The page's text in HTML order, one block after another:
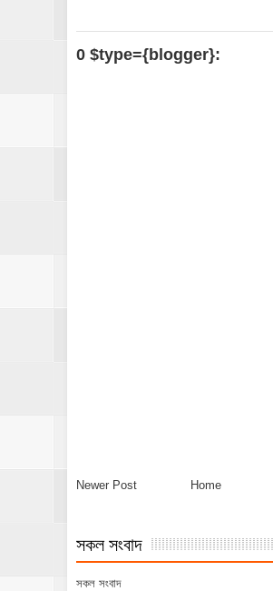
0 $type={blogger}:
Newer Post Home
সকল সংবাদ
সকল সংবাদ